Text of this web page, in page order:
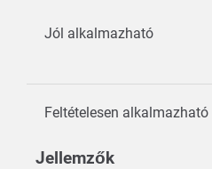
Jól alkalmazható
Feltételesen alkalmazható
Jellemzők